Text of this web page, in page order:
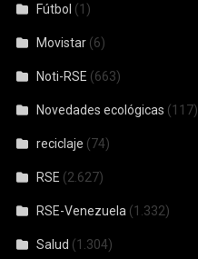
Fútbol (1)
Movistar (6)
Noti-RSE (663)
Novedades ecológicas (117)
reciclaje (74)
RSE (2.627)
RSE-Venezuela (1.332)
Salud (1.304)